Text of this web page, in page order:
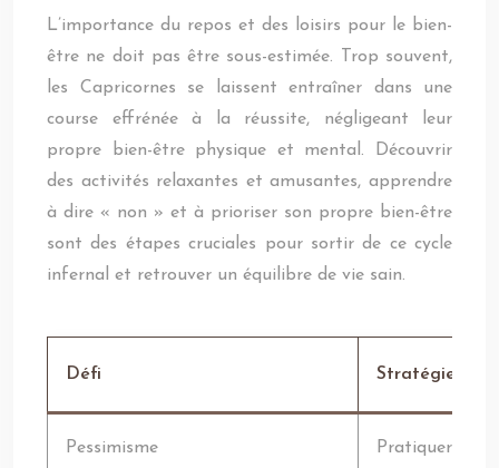
L’importance du repos et des loisirs pour le bien-
être ne doit pas être sous-estimée. Trop souvent,
les Capricornes se laissent entraîner dans une
course effrénée à la réussite, négligeant leur
propre bien-être physique et mental. Découvrir
des activités relaxantes et amusantes, apprendre
à dire « non » et à prioriser son propre bien-être
sont des étapes cruciales pour sortir de ce cycle
infernal et retrouver un équilibre de vie sain.
Défi Stratégie
Pessimisme Pratiquer la